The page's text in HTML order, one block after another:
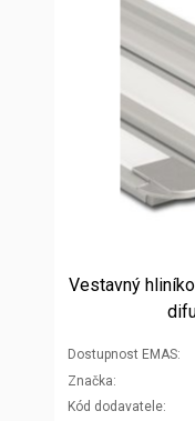
Vestavný
Dostupnost EMAS
Značka
Kód dodavatele